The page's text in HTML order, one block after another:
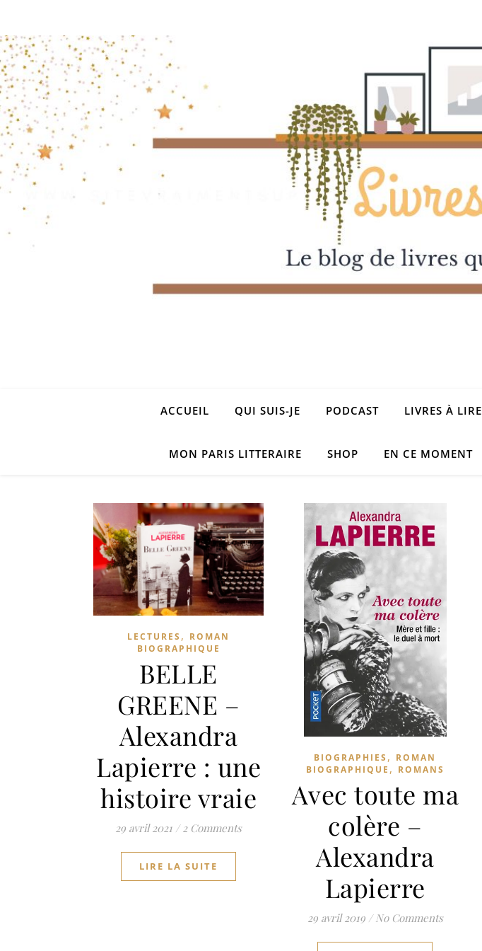
ACCUEIL QUI SUIS-JE PODCAST LIVRES À LIRE
MON PARIS LITTERAIRE SHOP EN CE MOMENT
LECTURES , ROMAN
BIOGRAPHIQUE
BELLE
GREENE –
Alexandra
Lapierre : une
histoire vraie
29 avril 2021 / 2 Comments
LIRE LA SUITE
BIOGRAPHIES , ROMAN
BIOGRAPHIQUE , ROMANS
Avec toute ma
colère –
Alexandra
Lapierre
29 avril 2019 / No Comments